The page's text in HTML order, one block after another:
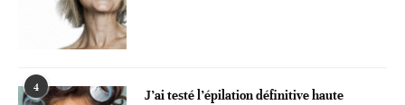
4
J’ai testé l’épilation définitive haute